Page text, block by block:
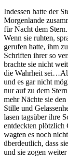
Indessen hatte der
Morgenlande
für Nacht dem Stern.
Wenn sie ruhten,
gerufen hatte, ihm
Schriften ihrer so
brachte sie nicht
die Wahrheit
und es gar nicht
nur auf zu dem
mehr Nächte sie
Stille und
lasen tagsüber ihre
entdeckten plötzlich
wagten es noch
überdeutlich, dass
und sie zogen